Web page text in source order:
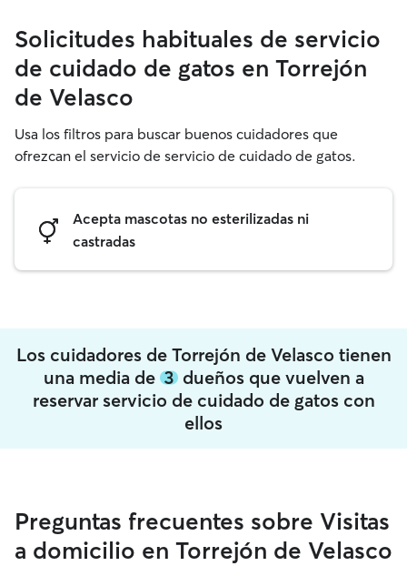
Solicitudes habituales de servicio
de cuidado de gatos en Torrejón
de Velasco
Usa los filtros para buscar buenos cuidadores que
ofrezcan el servicio de servicio de cuidado de gatos.
Acepta mascotas no esterilizadas ni
castradas
Los cuidadores de Torrejón de Velasco tienen
una media de 3dueños que vuelven a
reservar servicio de cuidado de gatos con
ellos
Preguntas frecuentes sobre Visitas
a domicilio en Torrejón de Velasco